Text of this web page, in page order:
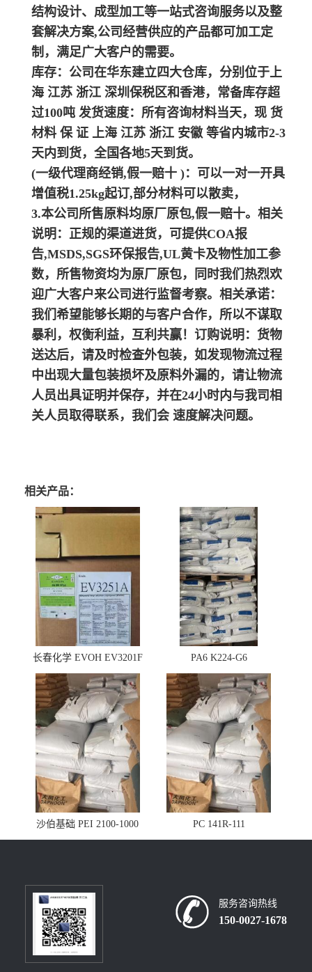
结构设计、成型加工等一站式咨询服务以及整
套解决方案,公司经营供应的产品都可加工定
制，满足广大客户的需要。
库存：公司在华东建立四大仓库，分别位于上
海 江苏 浙江 深圳保税区和香港，常备库存超
过100吨 发货速度：所有咨询材料当天，现 货
材料 保 证 上海 江苏 浙江 安徽 等省内城市2-3
天内到货，全国各地5天到货。
(一级代理商经销,假一赔十 )：可以一对一开具
增值税1.25kg起订,部分材料可以散卖，
3.本公司所售原料均原厂原包,假一赔十。相关
说明： 正规的渠道进货，可提供COA报
告,MSDS,SGS环保报告,UL黄卡及物性加工参
数，所售物资均为原厂原包，同时我们热烈欢
迎广大客户来公司进行监督考察。 相关承诺：
我们希望能够长期的与客户合作，所以不谋取
暴利，权衡利益，互利共赢！ 订购说明： 货物
送达后，请及时检查外包装，如发现物流过程
中出现大量包装损坏及原料外漏的，请让物流
人员出具证明并保存，并在24小时内与我司相
关人员取得联系，我们会 速度解决问题。
相关产品：
长春化学 EVOH EV3201F PA6 K224-G6
沙伯基础 PEI 2100-1000 PC 141R-111
服务咨询热线
150-0027-1678